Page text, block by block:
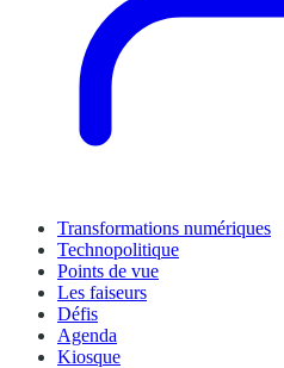
Transformations numériques
Technopolitique
Points de vue
Les faiseurs
Défis
Agenda
Kiosque